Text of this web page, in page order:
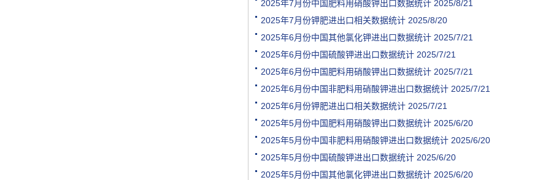
2025年7月份中国肥料用硝酸钾出口数据统计 2025/8/21
2025年7月份钾肥进出口相关数据统计 2025/8/20
2025年6月份中国其他氯化钾进出口数据统计 2025/7/21
2025年6月份中国硫酸钾进出口数据统计 2025/7/21
2025年6月份中国肥料用硝酸钾出口数据统计 2025/7/21
2025年6月份中国非肥料用硝酸钾进出口数据统计 2025/7/21
2025年6月份钾肥进出口相关数据统计 2025/7/21
2025年5月份中国肥料用硝酸钾出口数据统计 2025/6/20
2025年5月份中国非肥料用硝酸钾进出口数据统计 2025/6/20
2025年5月份中国硫酸钾进出口数据统计 2025/6/20
2025年5月份中国其他氯化钾进出口数据统计 2025/6/20